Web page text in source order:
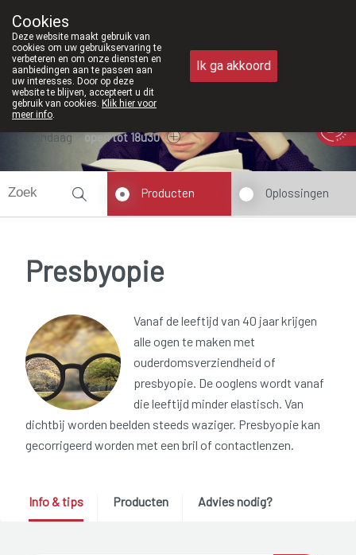
011/610300
Vandaag open tot 18u30
Producten Oplossingen
Presbyopie
Vanaf de leeftijd van 40 jaar krijgen
alle ogen te maken met
ouderdomsverziendheid of
presbyopie. De ooglens wordt vanaf
die leeftijd minder elastisch. Van
dichtbij worden beelden steeds waziger. Presbyopie kan
gecorrigeerd worden met een bril of contactlenzen.
Info & tips Producten Advies nodig?
Cookies
Deze website maakt gebruik van
cookies om uw gebruikservaring te
verbeteren en om onze diensten en
aanbiedingen aan te passen aan
uw interesses. Door op deze
website te blijven, accepteert u dit
gebruik van cookies. Klik hier voor
meer info.
Ik ga akkoord